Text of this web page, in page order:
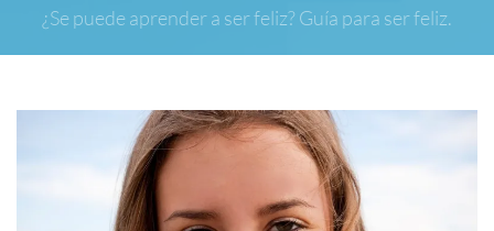
¿Se puede aprender a ser feliz? Guía para ser feliz.